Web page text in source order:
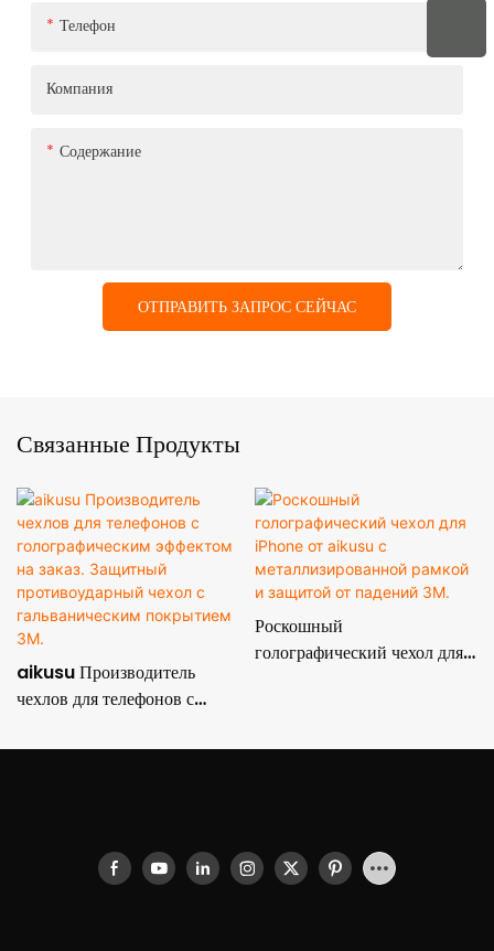
Телефон
Компания
Содержание
ОТПРАВИТЬ ЗАПРОС СЕЙЧАС
Связанные Продукты
aikusu Производитель
чехлов для телефонов с
на заказ. Защитный
Роскошный
голографический чехол для